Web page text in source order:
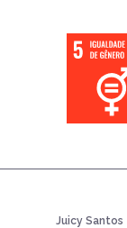
Juicy Santos